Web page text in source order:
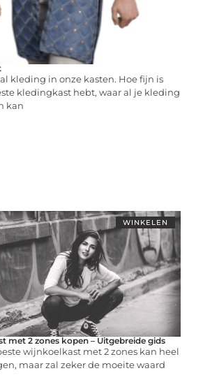
kleding in onze kasten. Hoe fijn is
kledingkast hebt, waar al je kleding
kan
WINKELEN
met 2 zones kopen – Uitgebreide gids
wijnkoelkast met 2 zones kan heel
maar zal zeker de moeite waard